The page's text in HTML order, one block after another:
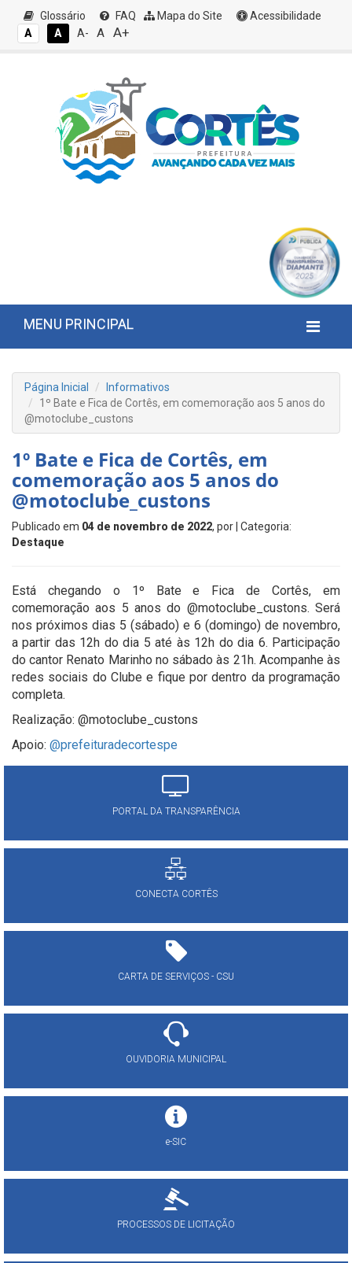
Glossário FAQ Mapa do Site
Acessibilidade
A
A A- A A+
MENU PRINCIPAL
Página Inicial
Informativos
1º Bate e Fica de Cortês, em comemoração aos 5 anos do
@motoclube_custons
1º Bate e Fica de Cortês, em
comemoração aos 5 anos do
@motoclube_custons
Publicado em 04 de novembro de 2022, por | Categoria:
Destaque
Está chegando o 1º Bate e Fica de Cortês, em
comemoração aos 5 anos do @motoclube_custons. Será
nos próximos dias 5 (sábado) e 6 (domingo) de novembro,
a partir das 12h do dia 5 até às 12h do dia 6. Participação
do cantor Renato Marinho no sábado às 21h. Acompanhe às
redes sociais do Clube e fique por dentro da programação
completa.
Realização: @motoclube_custons
Apoio: @prefeituradecortespe
PORTAL DA TRANSPARÊNCIA
CONECTA CORTÊS
CARTA DE SERVIÇOS - CSU
OUVIDORIA MUNICIPAL
e-SIC
PROCESSOS DE LICITAÇÃO